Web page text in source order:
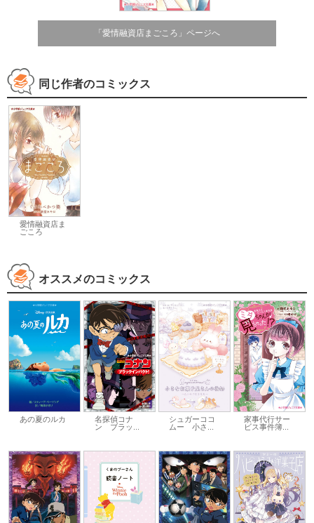
「愛情融資店まごころ」ページへ
同じ作者のコミックス
愛情融資店ま
ごころ
オススメのコミックス
あの夏のルカ
名探偵コナ
ン ブラッ...
シュガーココ
ムー 小さ...
家事代行サー
ビス事件簿...